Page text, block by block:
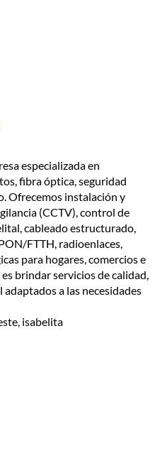
especializada en
fibra óptica, seguridad
Ofrecemos instalación y
(CCTV), control de
cableado estructurado,
FTTH, radioenlaces,
para hogares, comercios e
brindar servicios de calidad,
a las necesidades
isabelita